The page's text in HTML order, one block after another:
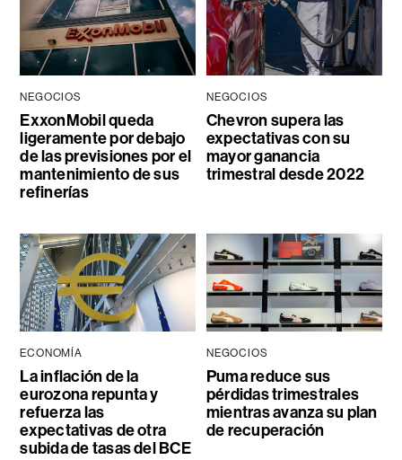
NEGOCIOS
ExxonMobil queda
ligeramente por debajo
de las previsiones por el
mantenimiento de sus
refinerías
NEGOCIOS
Chevron supera las
expectativas con su
mayor ganancia
trimestral desde 2022
ECONOMÍA
La inflación de la
eurozona repunta y
refuerza las
expectativas de otra
subida de tasas del BCE
NEGOCIOS
Puma reduce sus
pérdidas trimestrales
mientras avanza su plan
de recuperación